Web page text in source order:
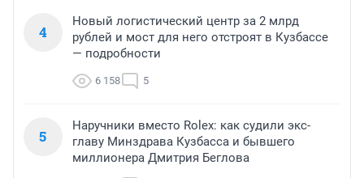
4
Новый логистический центр за 2 млрд
рублей и мост для него отстроят в Кузбассе
— подробности
6 158 5
5
Наручники вместо Rolex: как судили экс-
главу Минздрава Кузбасса и бывшего
миллионера Дмитрия Беглова